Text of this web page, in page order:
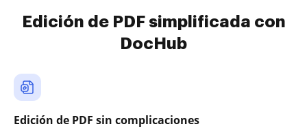
Edición de PDF simplificada con
DocHub
Edición de PDF sin complicaciones